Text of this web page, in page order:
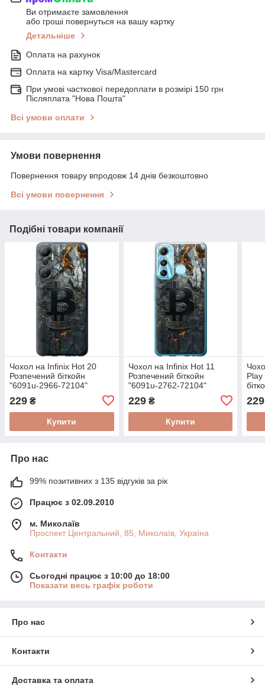
Ви отримаєте замовлення
або гроші повернуться на вашу картку
Детальніше
Оплата на рахунок
Оплата на картку Visa/Mastercard
При умові часткової передоплати в розмірі 150 грн
Післяплата "Нова Пошта"
Всі умови оплати
Умови повернення
Повернення товару впродовж 14 днів безкоштовно
Всі умови повернення
Подібні товари компанії
Чохол на Infinix Hot 20
Розпечений біткойн
"6091u-2966-72104"
229 ₴
Купити
Чохол на Infinix Hot 11
Розпечений біткойн
"6091u-2762-72104"
229₴
Купити
229
Про нас
99% позитивних з 135 відгуків за рік
Працює з 02.09.2010
м. Миколаїв
Проспект Центральний, 85, Миколаїв, Україна
Контакти
Сьогодні працює з 10:00 до 18:00
Показати весь графік роботи
Про нас
Контакти
Доставка та оплата